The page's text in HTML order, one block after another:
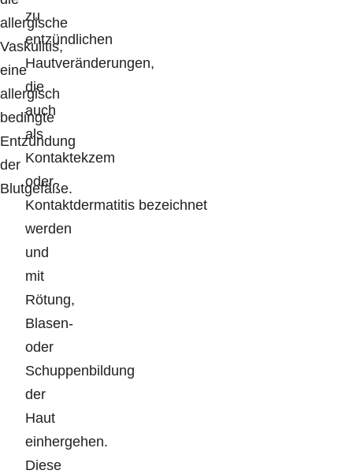
allergische
Vaskulitis,
eine
allergisch
bedingte
Entzündung
der
Blutgefäße.
zu
entzündlichen
Hautveränderungen,
die
auch
als
Kontaktekzem
oder
Kontaktdermatitis bezeichnet
werden
und
mit
Rötung,
Blasen-
oder
Schuppenbildung
der
Haut
einhergehen.
Diese